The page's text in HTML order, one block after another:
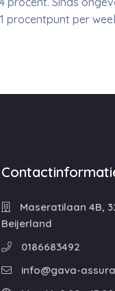
procentpunt per
Maseratilaan 4B,
Beijerland
0186683492
info@gava-